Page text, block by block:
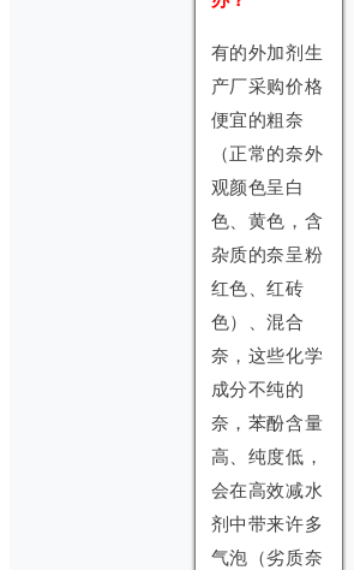
有的外加剂生
产厂采购价格
便宜的粗奈
（正常的奈外
观颜色呈白
色、黄色，含
杂质的奈呈粉
红色、红砖
色）、混合
奈，这些化学
成分不纯的
奈，苯酚含量
高、纯度低，
会在高效减水
剂中带来许多
气泡（劣质奈